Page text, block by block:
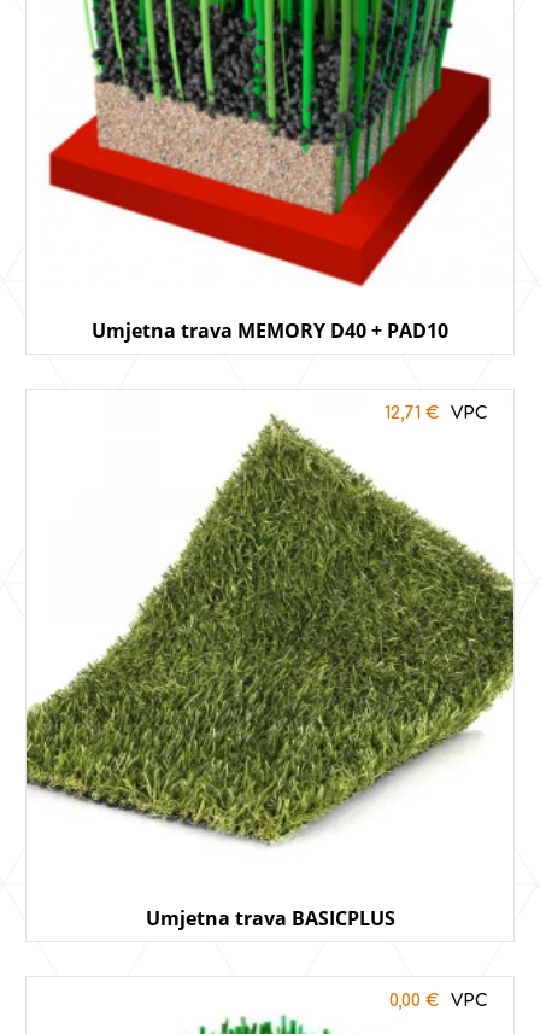
Umjetna trava MEMORY D40 + PAD10
Umjetna trava BASICPLUS
12,71 €
0,00 €